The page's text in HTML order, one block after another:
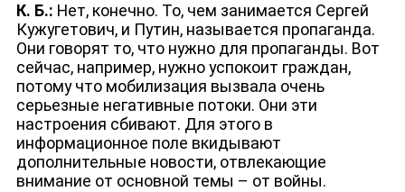
ДЕПУТАТЫ К СЪЕЗДУ
К. Б.: Нет, конечно. То, чем занимается Сергей
Кужугетович, и Путин, называется пропаганда.
Они говорят то, что нужно для пропаганды. Вот
сейчас, например, нужно успокоит граждан,
потому что мобилизация вызвала очень
серьезные негативные потоки. Они эти
настроения сбивают. Для этого в
информационное поле вкидывают
дополнительные новости, отвлекающие
внимание от основной темы – от войны.